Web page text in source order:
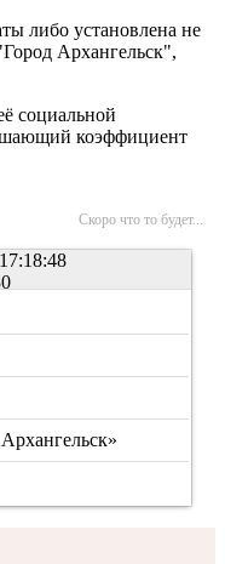
либо установлена не
Архангельск",
социальной
коэффициент
Скоро что то будет...